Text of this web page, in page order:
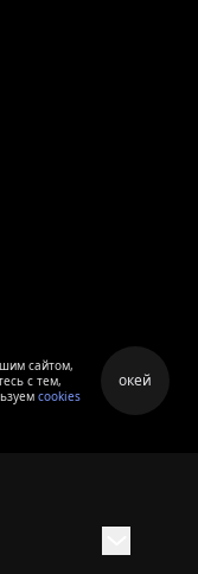
сайтом,
с тем,
cookies
окей